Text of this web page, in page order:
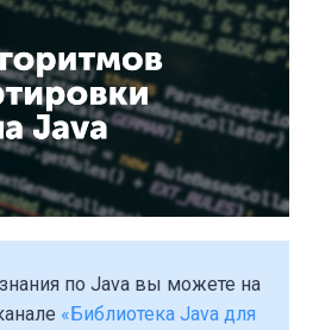
по Java вы можете на
«Библиотека Java для